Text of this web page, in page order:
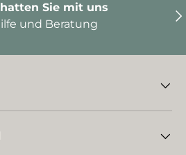
Sie mit uns
und Beratung